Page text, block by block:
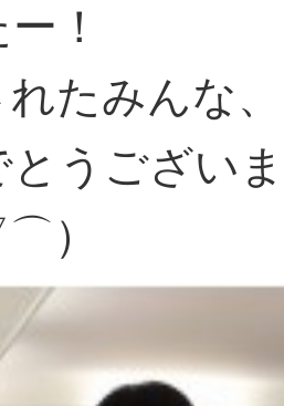
！
れたみんな
とうござい
）